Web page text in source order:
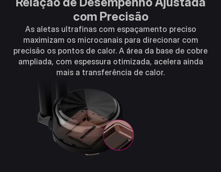
com Precisão
As aletas ultrafinas com espaçamento preciso
maximizam os microcanais para direcionar com
precisão os pontos de calor. A área da base de cobre
ampliada, com espessura otimizada, acelera ainda
mais a transferência de calor.